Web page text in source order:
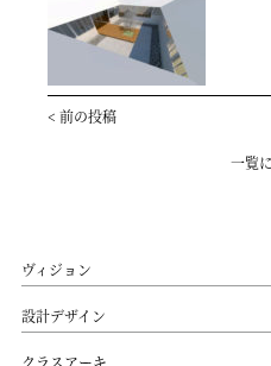
< 前の投稿
一覧
ヴィジョン
設計デザイン
クラスアーキ